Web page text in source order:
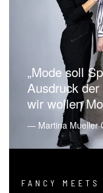
„Mode soll
Ausdruck
wir wollen
― Martina Mueller
FANCY